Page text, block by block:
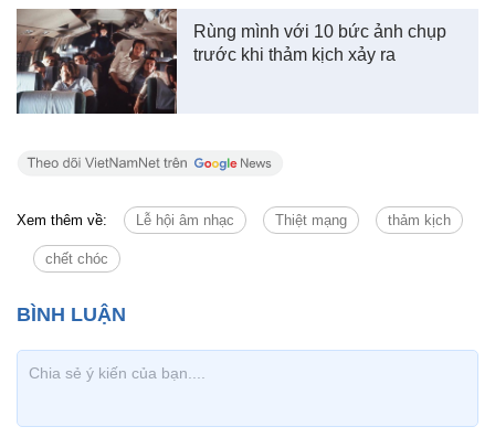
Rùng mình với 10 bức ảnh chụp
trước khi thảm kịch xảy ra
Xem thêm về: Lễ hội âm nhạc Thiệt mạng thảm kịch
chết chóc